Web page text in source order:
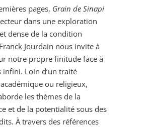
pages, Grain de Sinapi
dans une exploration
dense de la condition
Jourdain nous invite à
notre propre finitude face à
infini. Loin d’un traité
ou religieux,
les thèmes de la
et de la potentialité sous des
À travers des références